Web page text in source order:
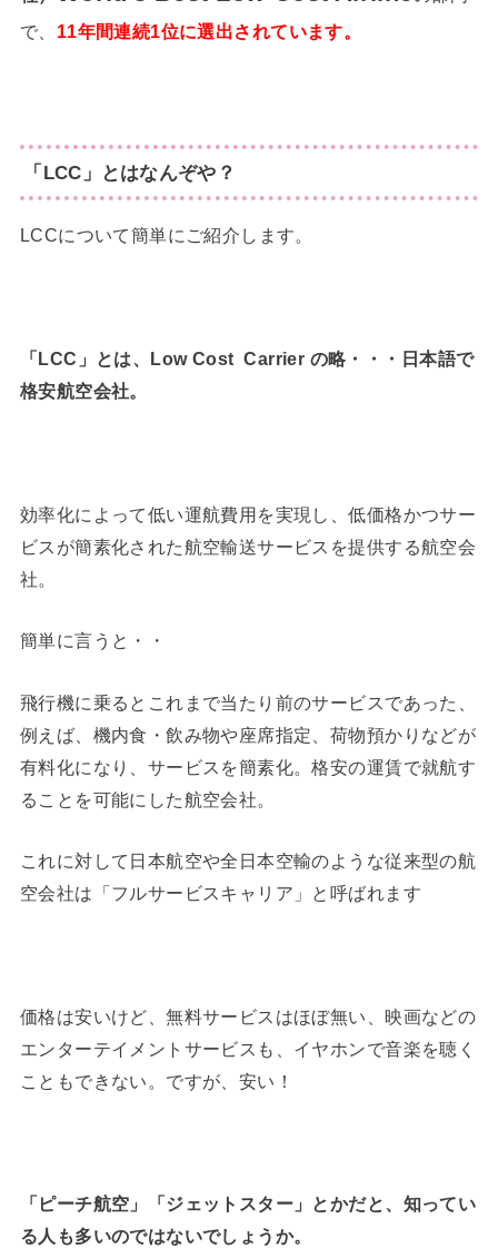
で、 11年間連続1位に選出されています。
「LCC」とはなんぞや？
LCCについて簡単にご紹介します。
「LCC」とは、Low Cost Carrier の略・・・ 日本語で
格安航空会社。
効率化によって低い運航費用を実現し、低価格かつサー
ビスが簡素化された航空輸送サービスを提供する航空会
社。
簡単に言うと・・
飛行機に乗るとこれまで当たり前のサービスであった、
例えば、機内食・飲み物や座席指定、荷物預かりなどが
有料化になり、サービスを簡素化。格安の運賃で就航す
ることを可能にした航空会社。
これに対して日本航空や全日本空輸のような従来型の航
空会社は「フルサービスキャリア」と呼ばれます
価格は安いけど、無料サービスはほぼ無い、映画などの
エンターテイメントサービスも、イヤホンで音楽を聴く
こともできない。ですが、安い！
「ピーチ航空」「ジェットスター」とかだと、知ってい
る人も多いのではないでしょうか。